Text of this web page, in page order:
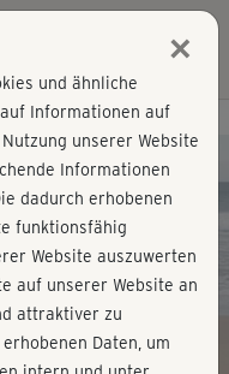
×
und ähnliche
Informationen auf
unserer Website
Informationen
dadurch erhobenen
funktionsfähig
Website auszuwerten
auf unserer Website an
attraktiver zu
Daten, um